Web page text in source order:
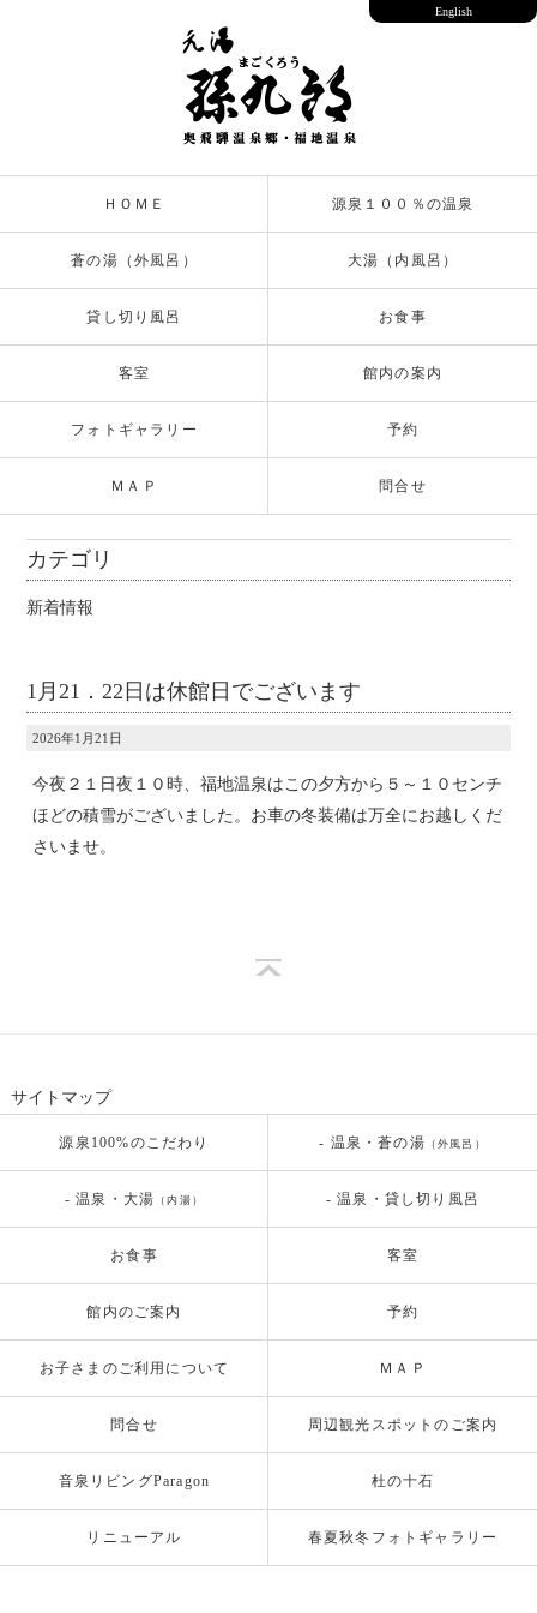
ＨＯＭＥ 源泉１００％の温泉
蒼の湯（外風呂） 大湯（内風呂）
貸し切り風呂 お食事
客室 館内の案内
フォトギャラリー 予約
ＭＡＰ 問合せ
English
カテゴリ
新着情報
1月21．22日は休館日でございます
2026年1月21日
今夜２１日夜１０時、福地温泉はこの夕方から５～１０センチ
ほどの積雪がございました。お車の冬装備は万全にお越しくだ
さいませ。
サイトマップ
源泉100%のこだわり - 温泉・蒼の湯 （外風呂）
- 温泉・大湯 （内湯） - 温泉・貸し切り風呂
お食事 客室
館内のご案内 予約
お子さまのご利用について ＭＡＰ
問合せ 周辺観光スポットのご案内
音泉リビングParagon 杜の十石
リニューアル 春夏秋冬フォトギャラリー